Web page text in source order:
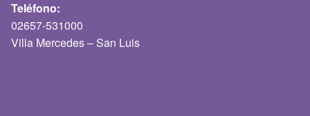
Teléfono:
02657-531000
Villa Mercedes – San Luis